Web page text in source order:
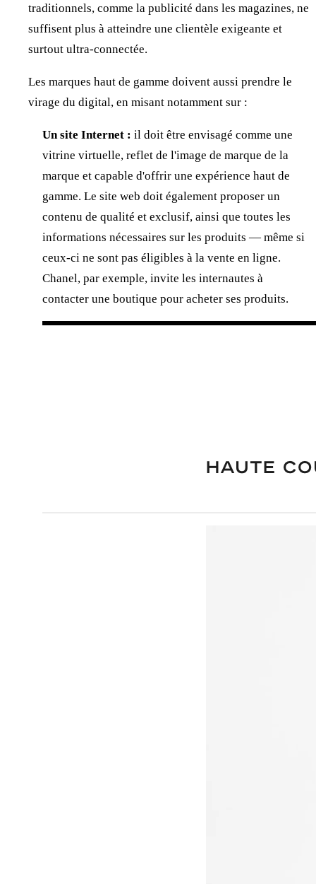
traditionnels, comme la publicité dans les magazines, ne
suffisent plus à atteindre une clientèle exigeante et
surtout ultra-connectée.
Les marques haut de gamme doivent aussi prendre le
virage du digital, en misant notamment sur :
Un site Internet : il doit être envisagé comme une
vitrine virtuelle, reflet de l'image de marque de la
marque et capable d'offrir une expérience haut de
gamme. Le site web doit également proposer un
contenu de qualité et exclusif, ainsi que toutes les
informations nécessaires sur les produits — même si
ceux-ci ne sont pas éligibles à la vente en ligne.
Chanel, par exemple, invite les internautes à
contacter une boutique pour acheter ses produits.